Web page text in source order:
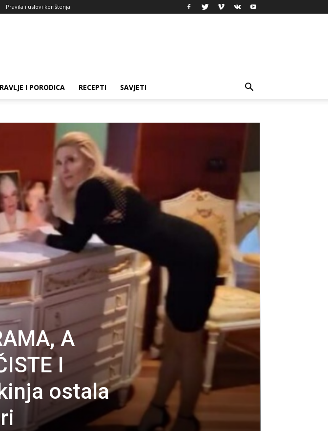
Pravila i uslovi korištenja
I PORODICA RECEPTI SAVJETI
A
I
ostala